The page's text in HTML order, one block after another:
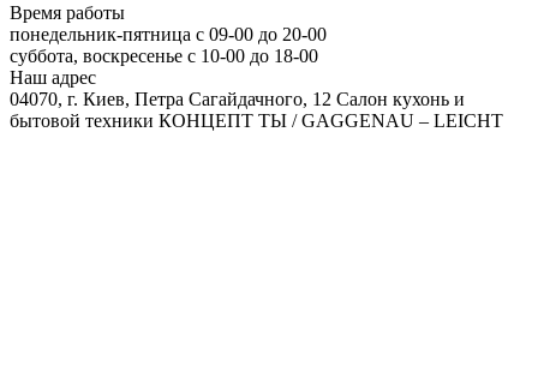
Время работы
понедельник-пятница с 09-00 до 20-00
суббота, воскресенье с 10-00 до 18-00
Наш адрес
04070, г. Киев, Петра Сагайдачного, 12 Салон кухонь и
бытовой техники КОНЦЕПТ ТЫ / GAGGENAU – LEICHT